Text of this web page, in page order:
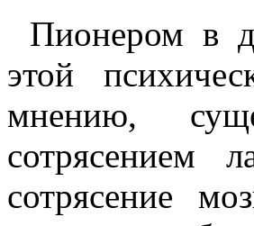
Пионером в
этой
мнению,
сотрясением
сотрясение